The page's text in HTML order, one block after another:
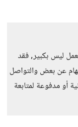
ليس بكبير, فقد
عن بعض والتواصل
أو مدفوعة لمتابعة